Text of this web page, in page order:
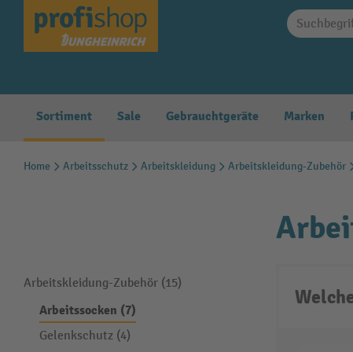
Zur Hauptnavigation springen
Sortiment Sale Gebrauchtgeräte Marken
Home Arbeitsschutz Arbeitskleidung Arbeitskleidung-Zubehör
Arbeitskleidung-Zubehör (15)
Arbeitssocken (7)
Gelenkschutz (4)